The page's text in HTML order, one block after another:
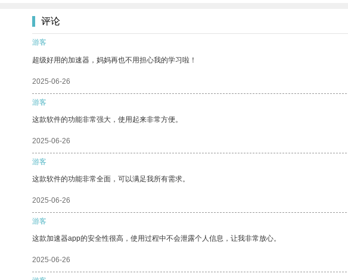
评论
游客
超级好用的加速器，妈妈再也不用担心我的学习啦！
2025-06-26
游客
这款软件的功能非常强大，使用起来非常方便。
2025-06-26
游客
这款软件的功能非常全面，可以满足我所有需求。
2025-06-26
游客
这款加速器app的安全性很高，使用过程中不会泄露个人信息，让我非常放心。
2025-06-26